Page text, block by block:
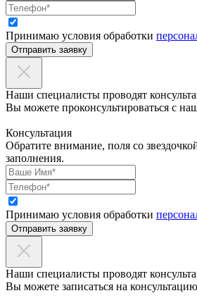
Принимаю условия обработки
Отправить заявку
Наши специалисты проводят
Вы можете проконсультироваться с
Консультация
Обратите внимание, поля со
заполнения.
Принимаю условия обработки
Отправить заявку
Наши специалисты проводят
Вы можете записаться на